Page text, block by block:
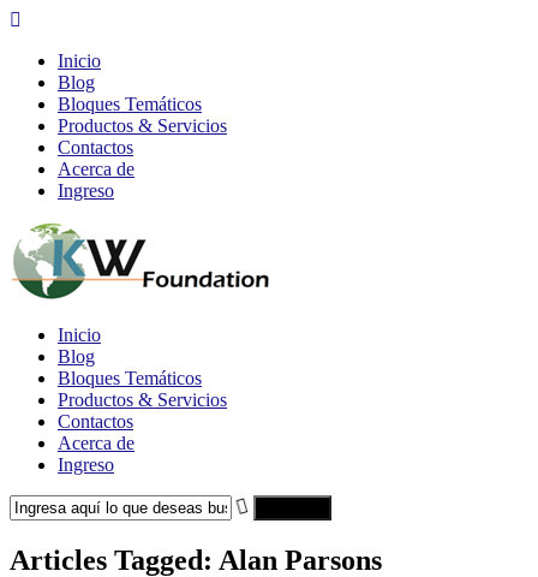
Inicio
Blog
Bloques Temáticos
Productos & Servicios
Contactos
Acerca de
Ingreso
Inicio
Blog
Bloques Temáticos
Productos & Servicios
Contactos
Acerca de
Ingreso
Articles Tagged: Alan Parsons